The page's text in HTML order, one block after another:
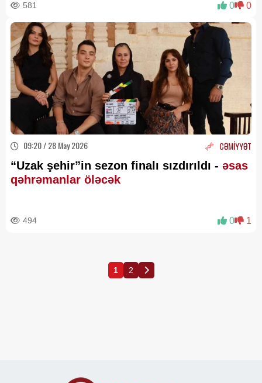
581 0 0
09:20 / 28 May 2026 CƏMİYYƏT
“Uzak şehir”in sezon finalı sızdırıldı - əsas
qəhrəmanlar öləcək
494 0 1
1 2